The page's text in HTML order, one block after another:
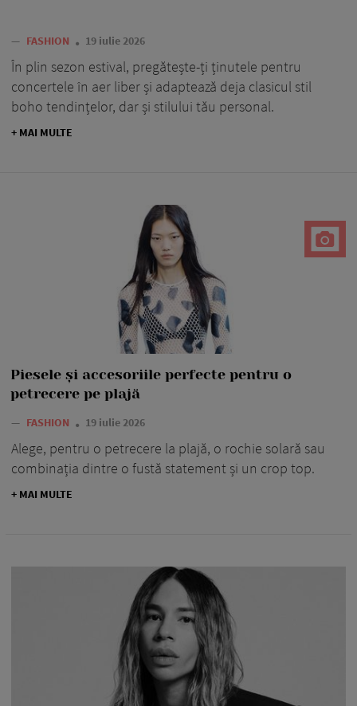
— FASHION 19 iulie 2026
În plin sezon estival, pregătește-ți ținutele pentru
concertele în aer liber și adaptează deja clasicul stil
boho tendințelor, dar și stilului tău personal.
+ MAI MULTE
Piesele și accesoriile perfecte pentru o
petrecere pe plajă
— FASHION 19 iulie 2026
Alege, pentru o petrecere la plajă, o rochie solară sau
combinația dintre o fustă statement și un crop top.
+ MAI MULTE